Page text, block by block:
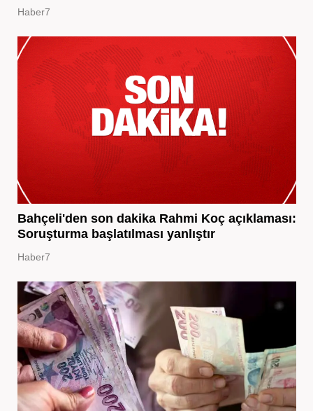
Haber7
Bahçeli'den son dakika Rahmi Koç açıklaması:
Soruşturma başlatılması yanlıştır
Haber7